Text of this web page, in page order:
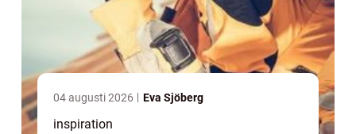
04 augusti 2026 Eva Sjöberg
inspiration